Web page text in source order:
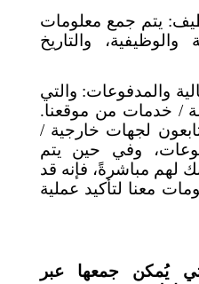
يتم جمع معلومات
والتاريخ
والمدفوعات: والتي
/ خدمات من موقعنا.
لجهات خارجية /
وفي حين يتم
لهم مباشرةً، فإنه قد
معنا لتأكيد عملية
يُمكن جمعها عبر